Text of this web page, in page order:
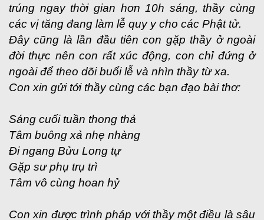
trúng ngay thời gian hơn 10h sáng, thầy cùng
các vị tăng đang làm lễ quy y cho các Phật tử.
Đây cũng là lần đầu tiên con gặp thầy ở ngoài
đời thực nên con rất xúc động, con chỉ đứng ở
ngoài để theo dõi buổi lễ và nhìn thầy từ xa.
Con xin gửi tới thầy cùng các bạn đạo bài thơ:
Sáng cuối tuần thong thả
Tâm buông xả nhẹ nhàng
Đi ngang Bửu Long tự
Gặp sư phụ trụ trì
Tâm vô cùng hoan hỷ
Con xin được trình pháp với thầy một điều là sâu